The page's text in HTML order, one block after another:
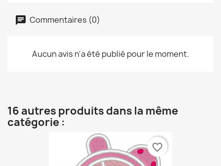
Commentaires (0)
Aucun avis n'a été publié pour le moment.
16 autres produits dans la même
catégorie :
favorite_border